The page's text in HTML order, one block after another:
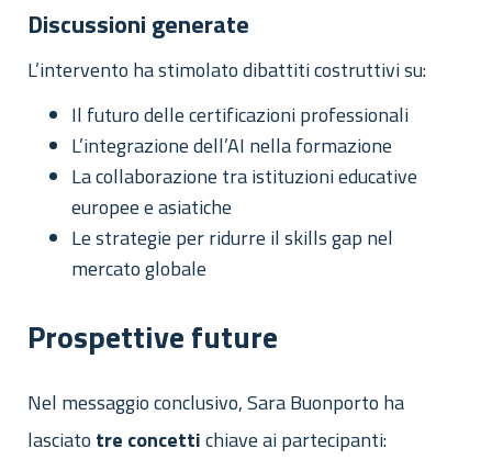
Discussioni generate
L’intervento ha stimolato dibattiti costruttivi su:
Il futuro delle certificazioni professionali
L’integrazione dell’AI nella formazione
La collaborazione tra istituzioni educative
europee e asiatiche
Le strategie per ridurre il skills gap nel
mercato globale
Prospettive future
Nel messaggio conclusivo, Sara Buonporto ha
lasciato tre concettichiave ai partecipanti: